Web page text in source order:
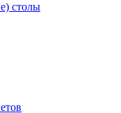
столы